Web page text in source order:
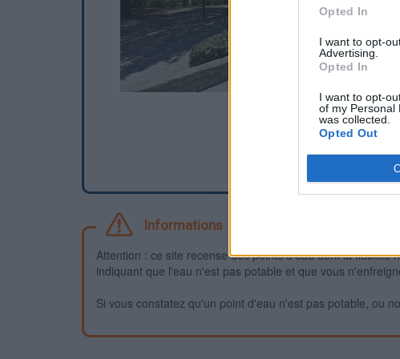
Opted In
I want to opt-
Advertising.
Opted In
I want to opt-
of my Personal
was collected.
Opted Out
Informations
Attention : ce site recense des points d'eau dont la
indiquant que l'eau n'est pas potable et que vous
Si vous constatez qu'un point d'eau n'est pas potable, ou